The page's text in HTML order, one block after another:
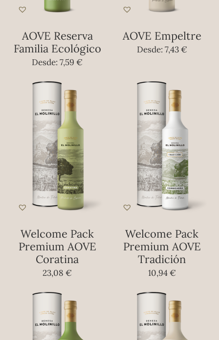
AOVE Reserva
Familia Ecológico
Desde: 7,59 €
AOVE Empeltre
Desde: 7,43€
Welcome Pack
Premium AOVE
Coratina
23,08 €
Welcome Pack
Premium AOVE
Tradición
10,94€